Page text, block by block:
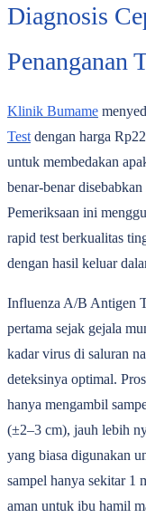
Diagnosis
Penanganan
Klinik Bumame
Test dengan harga
untuk membedakan
benar-benar
Pemeriksaan ini
rapid test berkualitas
dengan hasil keluar
Influenza A/B Antigen
pertama sejak gejala
kadar virus di saluran
deteksinya optimal.
hanya mengambil
(±2‒3 cm), jauh lebih
yang biasa digunakan
sampel hanya sekitar 1
aman untuk ibu hamil